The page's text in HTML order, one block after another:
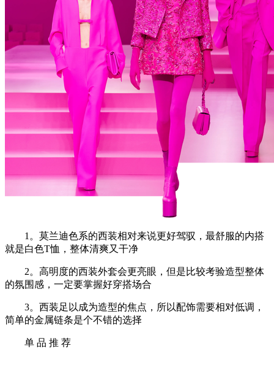
1。莫兰迪色系的西装相对来说更好驾驭，最舒服的内搭
就是白色T恤，整体清爽又干净
2。高明度的西装外套会更亮眼，但是比较考验造型整体
的氛围感，一定要掌握好穿搭场合
3。西装足以成为造型的焦点，所以配饰需要相对低调，
简单的金属链条是个不错的选择
单 品 推 荐